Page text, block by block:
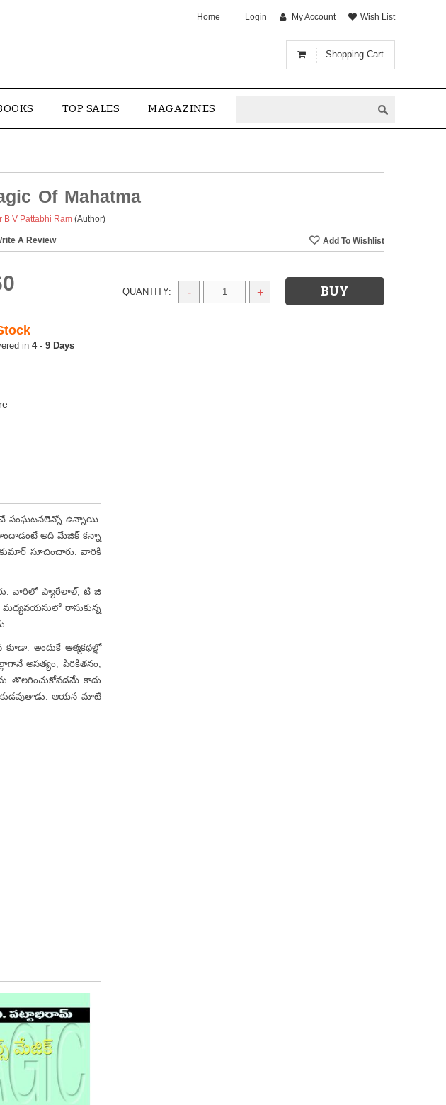
Shopping Cart
Home Login My Account Wish List
TOP SALES MAGAZINES
Of Mahatma
B V Pattabhi Ram (Author)
A Review
QUANTITY: - +
4 - 9 Days
సంఘటనలెన్నో ఉన్నాయి.
అది మేజిక్ కన్నా
సూచించారు. వారికి
వారిలో ప్యారేలాల్, టి జి
రాసుకున్న
అందుకే ఆత్మకథల్లో
అసత్యం, పిరికితనం,
తొలగించుకోవడమే కాదు
ఆయన మాటే